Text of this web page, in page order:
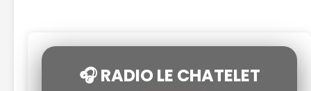
🎧 RADIO LE CHATELET